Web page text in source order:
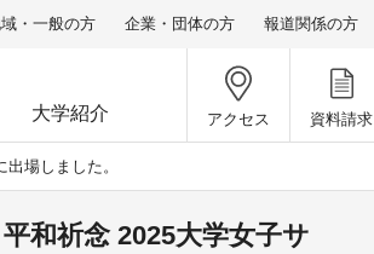
・一般の方 企業・団体の方 報道関係の方
アクセス 資料請求
大学紹介
場しました。
和祈念 2025大学女子サ